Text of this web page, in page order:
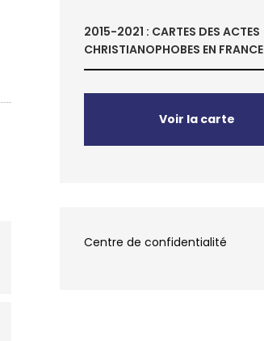
2015-2021 : CARTES DES ACTES
CHRISTIANOPHOBES EN FRANCE
Voir la carte
Centre de confidentialité